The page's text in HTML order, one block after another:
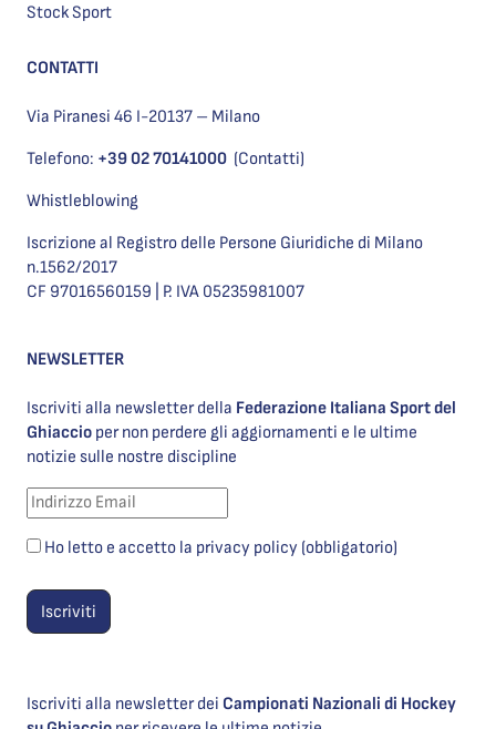
Stock Sport
CONTATTI
Via Piranesi 46 I-20137 – Milano
Telefono: +39 02 70141000 (Contatti)
Whistleblowing
Iscrizione al Registro delle Persone Giuridiche di Milano
n.1562/2017
CF 97016560159 | P. IVA 05235981007
NEWSLETTER
Iscriviti alla newsletter della Federazione Italiana Sport del
Ghiaccio per non perdere gli aggiornamenti e le ultime
notizie sulle nostre discipline
Ho letto e accetto la privacy policy (obbligatorio)
Iscriviti alla newsletter dei Campionati Nazionali di Hockey